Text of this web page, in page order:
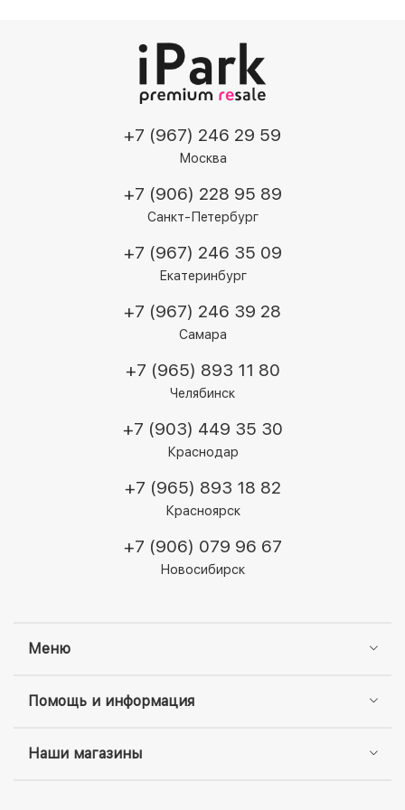
Меню
Помощь и информация
Наши магазины
+7 (967) 246 29 59
Москва
+7 (906) 228 95 89
Санкт-Петербург
+7 (967) 246 35 09
Екатеринбург
+7 (967) 246 39 28
Самара
+7 (965) 893 11 80
Челябинск
+7 (903) 449 35 30
Краснодар
+7 (965) 893 18 82
Красноярск
+7 (906) 079 96 67
Новосибирск